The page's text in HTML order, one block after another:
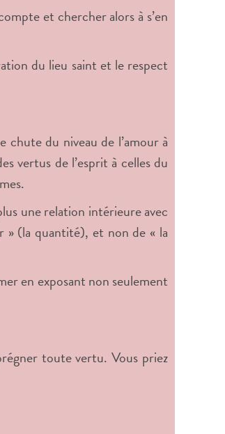
et chercher alors à s’en
du lieu saint et le respect
du niveau de l’amour à
vertus de l’esprit à celles du
une relation intérieure avec
» (la quantité), et non de « la
en exposant non seulement
toute vertu. Vous priez